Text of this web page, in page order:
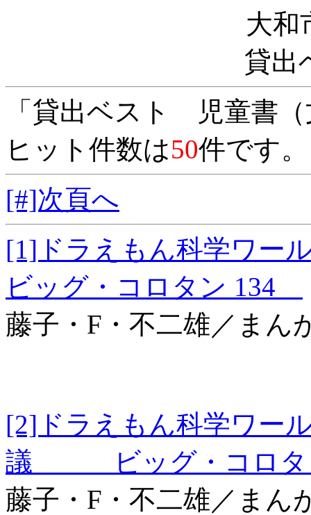
大和
貸出
「貸出ベスト 児童書
ヒット件数は50件です
[#]次頁へ
[1]ドラえもん科学ワ
ビッグ・コロタン 134
藤子・F・不二雄／ま
[2]ドラえもん科学ワー
議 ビッグ・コロ
藤子・F・不二雄／ま